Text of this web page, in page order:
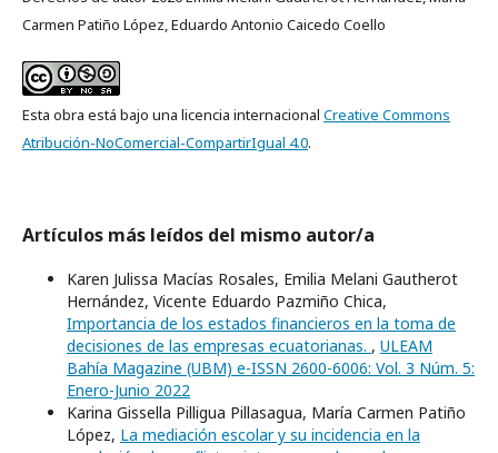
Carmen Patiño López, Eduardo Antonio Caicedo Coello
Esta obra está bajo una licencia internacional Creative Commons
Atribución-NoComercial-CompartirIgual 4.0.
Artículos más leídos del mismo autor/a
Karen Julissa Macías Rosales, Emilia Melani Gautherot
Hernández, Vicente Eduardo Pazmiño Chica,
Importancia de los estados financieros en la toma de
decisiones de las empresas ecuatorianas. , ULEAM
Bahía Magazine (UBM) e-ISSN 2600-6006: Vol. 3 Núm. 5:
Enero-Junio 2022
Karina Gissella Pilligua Pillasagua, María Carmen Patiño
López, La mediación escolar y su incidencia en la